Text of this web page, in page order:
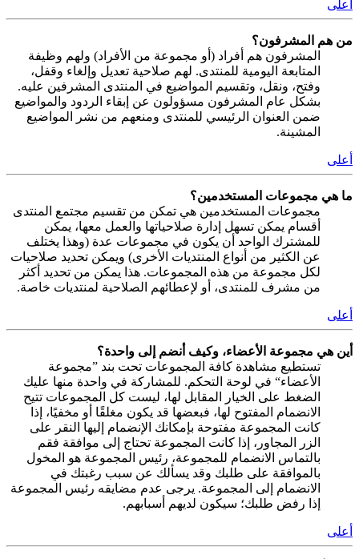
أعلى
من هم المشرفون؟
المشرفون هم أفراد (أو مجموعة من الأفراد) ولهم وظيفة
المتابعة اليومية للمنتدى. لهم صلاحية تعديل وإلغاء وقفل،
وفتح، ونقل، وتقسيم المواضيع في المنتدى المشرفين عليه.
بشكل عام المشرفون مسؤولون عن إبقاء الردود والمواضيع
ضمن العنوان الرئيسي للمنتدى ومنعهم من نشر المواضيع
المشينة.
أعلى
ما هي مجموعات المستخدمين؟
مجموعات المستخدمين هي تمكن من تقسيم مجتمع المنتدى
أقسام يمكن تسهل إدارة صلاحياتها والعمل معها، يمكن
للمشترك الواحد أن يكون في مجموعات عدة (وهذا يختلف
عن الكثير من أنواع المنتديات الأخرى) ويمكن تحديد صلاحيات
لكل مجموعة من هذه المجموعات. هذا يمكن من تحديد أكثر
من مشرف للمنتدى، أو لإعطائهم الصلاحية لمنتديات خاصة.
أعلى
أين هي مجموعة الأعضاء، وكيف أنضم إلى واحدة؟
تستطيع مشاهدة كافة المجموعات تحت بند ”مجموعة
الأعضاء“ في لوحة التحكم. للمشاركة في واحدة منها عليك
الضغط على الخيار المقابل لها، ليست كل المجموعات تتيح
الانضمام المفتوح لها، فبعضها قد يكون مغلقًا أو مخفيًا، إذا
كانت المجموعة مفتوحة بإمكانك الإنضمام إليها النقر على
الزر المجاور، إذا كانت المجموعة تحتاج إلى موافقة فقم
بالتماس الانضمام للمجموعة، رئيس المجموعة هو المخول
بالموافقة على طلبك وقد يسألك عن سبب رغبتك في
الانضمام إلى المجموعة. يرجى عدم مضايقه رئيس المجموعة
إذا رفض طلبك؛ سيكون لديهم أسبابهم.
أعلى